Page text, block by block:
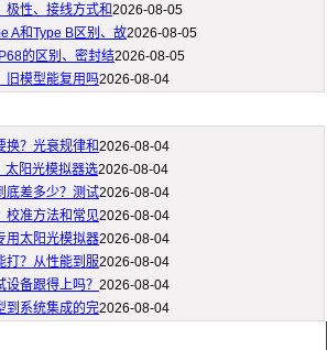
极性、接线方式和2026-08-05
A和Type B区别、故2026-08-05
的区别、密封结2026-08-05
旧模型能复用吗2026-08-04
换？光衰规律和2026-08-04
太阳光模拟器选2026-08-04
底差多少？测试2026-08-04
校准方法和常见2026-08-04
用太阳光模拟器2026-08-04
打？从性能到服2026-08-04
备跟得上吗？ 2026-08-04
到系统集成的完2026-08-04